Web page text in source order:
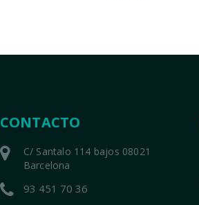
CONTACTO
C/ Santalo 114 bajos 08021
Barcelona
93 451 70 36